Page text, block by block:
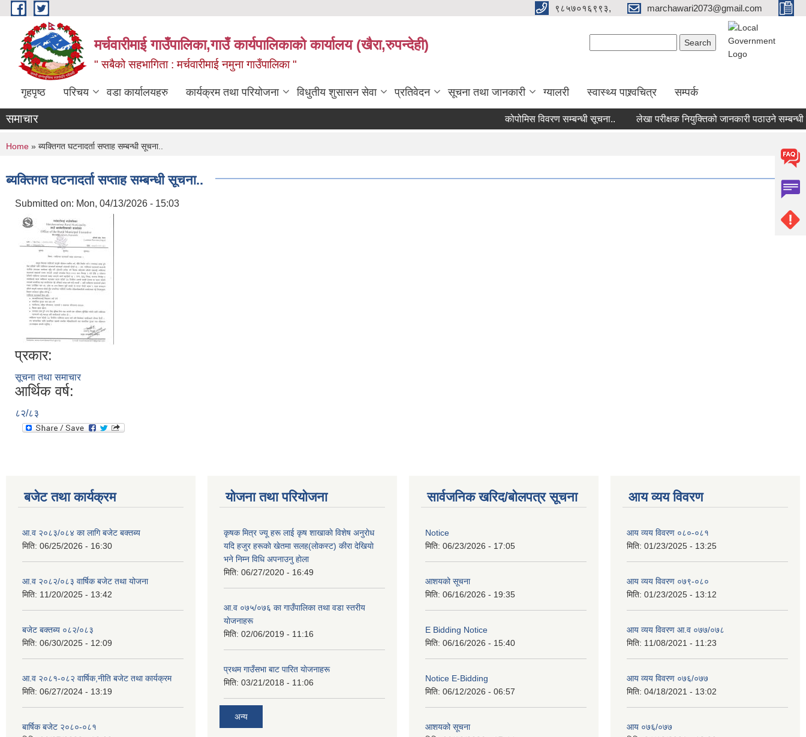
Skip to main content ९८५७०१६९९३, marchawari2073@gmail.com
मर्चवारीमाई गाउँपालिका,गाउँ कार्यपालिकाको कार्यालय (खैरा,रुपन्देही)
" सबैको सहभागिता : मर्चवारीमाई नमुना गाउँपालिका "
गृहपृष्ठ परिचय वडा कार्यालयहरु कार्यक्रम तथा परियोजना विधुतीय शुसासन सेवा प्रतिवेदन सूचना तथा जानकारी ग्यालरी स्वास्थ्य पाश्र्वचित्र सम्पर्क
समाचार कोपोमिस विवरण सम्बन्धी सूचना.. लेखा परीक्षक नियुक्तिको जानकारी पठाउने सम्बन्धी
You are here
Home » ब्यक्तिगत घटनादर्ता सप्ताह सम्बन्धी सूचना..
ब्यक्तिगत घटनादर्ता सप्ताह सम्बन्धी सूचना..
Submitted on: Mon, 04/13/2026 - 15:03
प्रकार:
सूचना तथा समाचार
आर्थिक वर्ष:
८२/८३
बजेट तथा कार्यक्रम
आ.व २०८३/०८४ का लागि बजेट बक्तब्य
मिति: 06/25/2026 - 16:30
आ.व २०८२/०८३ वार्षिक बजेट तथा योजना
मिति: 11/20/2025 - 13:42
बजेट बक्तब्य ०८२/०८३
मिति: 06/30/2025 - 12:09
आ.व २०८१-०८२ वार्षिक,नीति बजेट तथा कार्यक्रम
मिति: 06/27/2024 - 13:19
बार्षिक बजेट २०८०-०८१
योजना तथा परियोजना
कृषक मित्र ज्यू हरू लाई कृष शाखाकाे विशेष अनुराेध
यदि हजुर हरूकाे खेतमा सलह(लाेकस्ट) कीरा देखियाे
भने निम्न विधि अपनाउनु हाेला
मिति: 06/27/2020 - 16:49
आ‍.व ०७५/०७६ का गाउँपालिका तथा वडा स्तरीय
याेजनाहरू
मिति: 02/06/2019 - 11:16
प्रथम गाउँसभा बाट पारित याेजनाहरू
मिति: 03/21/2018 - 11:06
अन्य
सार्वजनिक खरिद/बोलपत्र सूचना
Notice
मिति: 06/23/2026 - 17:05
आशयको सूचना
मिति: 06/16/2026 - 19:35
E Bidding Notice
मिति: 06/16/2026 - 15:40
Notice E-Bidding
मिति: 06/12/2026 - 06:57
आशयको सूचना
आय व्यय विवरण
आय व्यय विवरण ०८०-०८१
मिति: 01/23/2025 - 13:25
आय व्यय विवरण ०७९-०८०
मिति: 01/23/2025 - 13:12
आय व्यय विवरण आ.व ०७७/०७८
मिति: 11/08/2021 - 11:23
आय व्यय विवरण ०७६/०७७
मिति: 04/18/2021 - 13:02
आय ०७६/०७७